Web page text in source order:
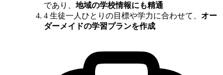
であり、 地域の学校情報にも精通
4 生徒一人ひとりの目標や学力に合わせて、 オー
ダーメイドの学習プランを作成